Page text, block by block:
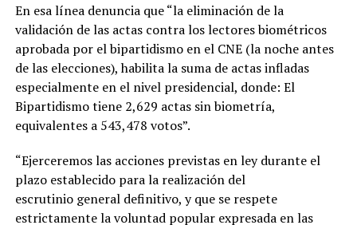
En esa línea denuncia que “la eliminación de la
validación de las actas contra los lectores biométricos
aprobada por el bipartidismo en el CNE (la noche antes
de las elecciones), habilita la suma de actas infladas
especialmente en el nivel presidencial, donde: El
Bipartidismo tiene 2,629 actas sin biometría,
equivalentes a 543,478 votos”.
“Ejerceremos las acciones previstas en ley durante el
plazo establecido para la realización del
escrutinio general definitivo, y que se respete
estrictamente la voluntad popular expresada en las